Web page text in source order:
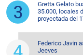
Gretta Gelato
35.000, locales
proyectada del
Federico Javin
Jeeves